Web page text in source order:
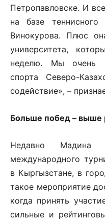
Петропавловске. И
на базе
Винокурова. Плюс
университета,
неделю. Мы очень
спорта Северо-
содействие», –
Больше побед – выше
Недавно Мадина
международного
в Кыргызстане, в
такое мероприятие
когда принять
сильные и